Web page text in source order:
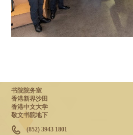
书院院务室
香港新界沙田
香港中文大学
敬文书院地下
(852) 3943 1801